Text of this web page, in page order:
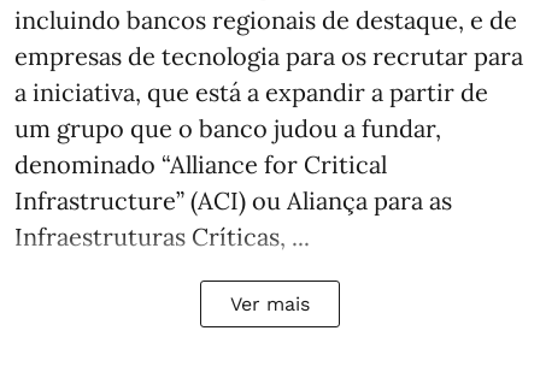
incluindo bancos regionais de destaque, e de
empresas de tecnologia para os recrutar para
a iniciativa, que está a expandir a partir de
um grupo que o banco judou a fundar,
denominado “Alliance for Critical
Infrastructure” (ACI) ou Aliança para as
Infraestruturas Críticas, ...
Ver mais